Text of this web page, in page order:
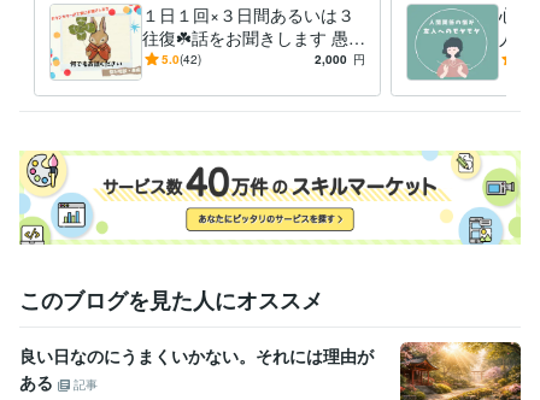
ライフスタイル・その他 / カウンセラー・コーチ 経験年数 : 4年
ライフスタイル・その他 / アドバイザー 経験年数 : 6年
受賞歴
✨おかげ様で相談件数１００件突破
資格・検定
メンタル心理カウンセラー 取得年 : 2020年
上級心理カウンセラー 取得年 : 2020年
婚活アドバイザー 取得年 : 2020年
夫婦カウンセラー 取得年 : 2020年
日商簿記検定2級 取得年 : 1994年
WordPress:5年 JIMDO:3年Excel:8年Word:8年PCA:5年
ジョブカン会計:2年
Canva:4年
１日１回×３日間あるいは３
往復☘️話をお聞きします 愚痴
聞き・不安な気持ち・ペット
など
5.0(42) 2,000 円
心理
人
ママ
相談
このブログを見た人にオススメ
良い日なのにうまくいかない。それには理由が
ある
記事